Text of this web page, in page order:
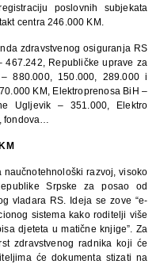
poslovnih subjekata
centra 246.000 KM.
zdravstvenog osiguranja RS
Republičke uprave za
880.000, 150.000, 289.000 i
KM, Elektroprenosa BiH –
Ugljevik – 351.000, Elektro
fondova…
razvoj, visoko
Srpske za posao od
vladara RS. Ideja se zove “e-
sistema kako roditelji više
djeteta u matične knjige”. Za
zdravstvenog radnika koji će
će dokumenta stizati na